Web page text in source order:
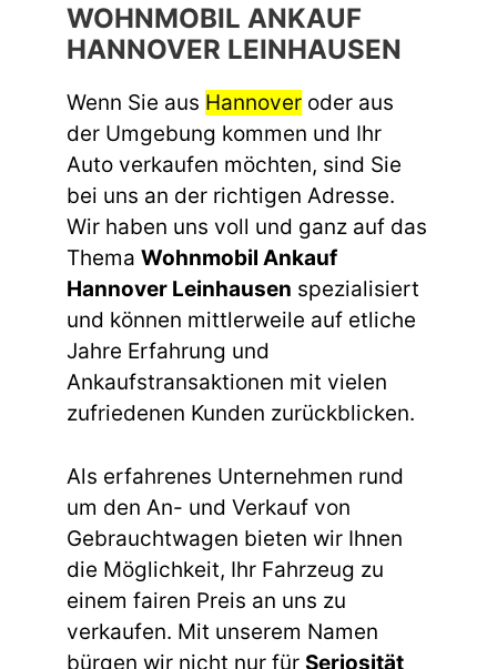
WOHNMOBIL ANKAUF
HANNOVER LEINHAUSEN
Wenn Sie aus Hannover oder aus
der Umgebung kommen und Ihr
Auto verkaufen möchten, sind Sie
bei uns an der richtigen Adresse.
Wir haben uns voll und ganz auf das
Thema Wohnmobil Ankauf
Hannover Leinhausen spezialisiert
und können mittlerweile auf etliche
Jahre Erfahrung und
Ankaufstransaktionen mit vielen
zufriedenen Kunden zurückblicken.
Als erfahrenes Unternehmen rund
um den An- und Verkauf von
Gebrauchtwagen bieten wir Ihnen
die Möglichkeit, Ihr Fahrzeug zu
einem fairen Preis an uns zu
verkaufen. Mit unserem Namen
bürgen wir nicht nur für Seriosität